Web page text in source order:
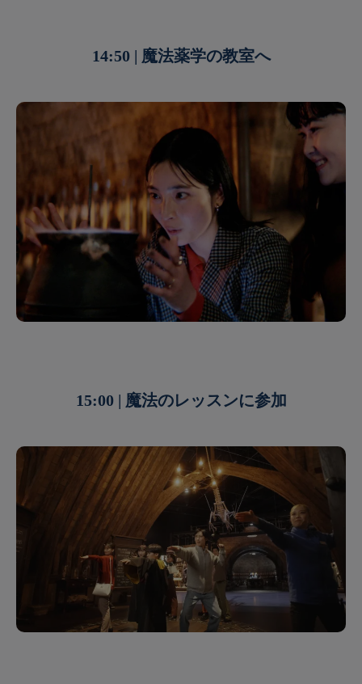
14:50 | 魔法薬学の教室へ
15:00 | 魔法のレッスンに参加